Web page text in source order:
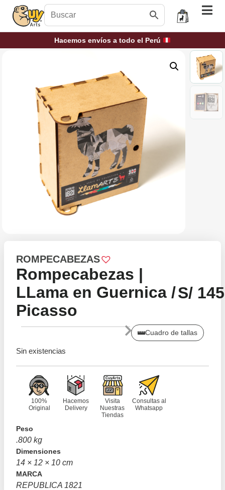
Hacemos envíos a todo el Perú
ROMPECABEZAS
Rompecabezas |
LLama en Guernica /
Picasso
S/
Cuadro de tallas
Sin existencias
100%
Original
Hacemos
Delivery
Visita
Nuestras
Tiendas
Consultas al
Whatsapp
Peso
.800 kg
Dimensiones
14 × 12 × 10 cm
MARCA
REPUBLICA 1821